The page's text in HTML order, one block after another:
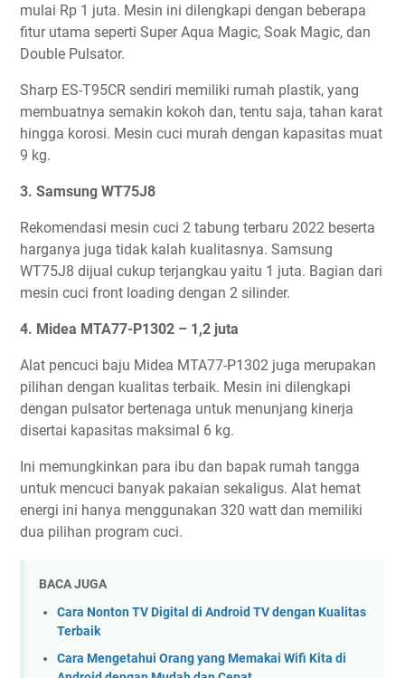
mulai Rp 1 juta. Mesin ini dilengkapi dengan beberapa
fitur utama seperti Super Aqua Magic, Soak Magic, dan
Double Pulsator.
Sharp ES-T95CR sendiri memiliki rumah plastik, yang
membuatnya semakin kokoh dan, tentu saja, tahan karat
hingga korosi. Mesin cuci murah dengan kapasitas muat
9 kg.
3. Samsung WT75J8
Rekomendasi mesin cuci 2 tabung terbaru 2022 beserta
harganya juga tidak kalah kualitasnya. Samsung
WT75J8 dijual cukup terjangkau yaitu 1 juta. Bagian dari
mesin cuci front loading dengan 2 silinder.
4. Midea MTA77-P1302 – 1,2 juta
Alat pencuci baju Midea MTA77-P1302 juga merupakan
pilihan dengan kualitas terbaik. Mesin ini dilengkapi
dengan pulsator bertenaga untuk menunjang kinerja
disertai kapasitas maksimal 6 kg.
Ini memungkinkan para ibu dan bapak rumah tangga
untuk mencuci banyak pakaian sekaligus. Alat hemat
energi ini hanya menggunakan 320 watt dan memiliki
dua pilihan program cuci.
BACA JUGA
Cara Nonton TV Digital di Android TV dengan Kualitas
Terbaik
Cara Mengetahui Orang yang Memakai Wifi Kita di